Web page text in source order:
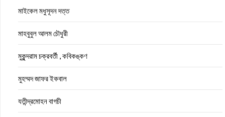
মাইকেল মধুসূদন দত্ত
মাহবুবুল আলম চৌধুরী
মুকুন্দরাম চক্রবর্তী , কবিকঙ্কণ
মুহম্মদ জাফর ইকবাল
যতীন্দ্রমোহন বাগচী